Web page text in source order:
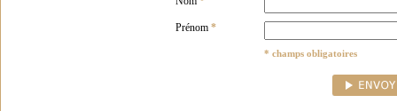
Prénom *
* champs obligatoires